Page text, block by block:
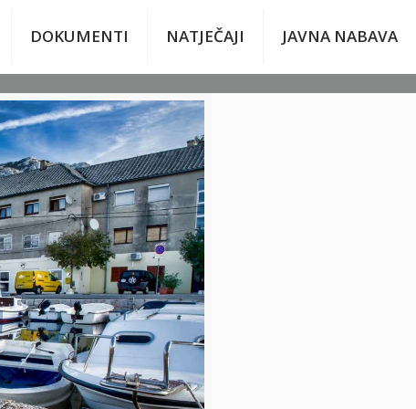
DOKUMENTI NATJEČAJI JAVNA NABAVA